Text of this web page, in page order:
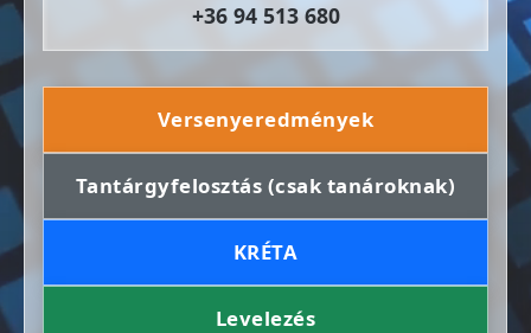
+36 94 513 680
Versenyeredmények
Tantárgyfelosztás (csak tanároknak)
KRÉTA
Levelezés